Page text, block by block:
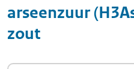
arseenzuur
zout